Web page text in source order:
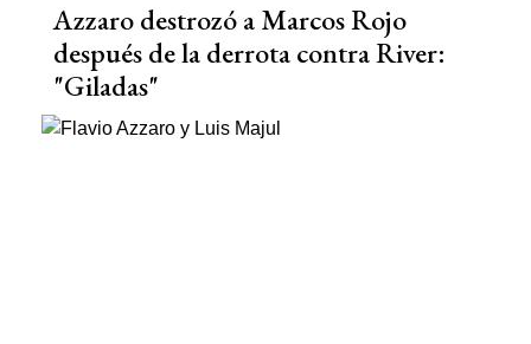
Azzaro destrozó a Marcos Rojo
después de la derrota contra River:
"Giladas"